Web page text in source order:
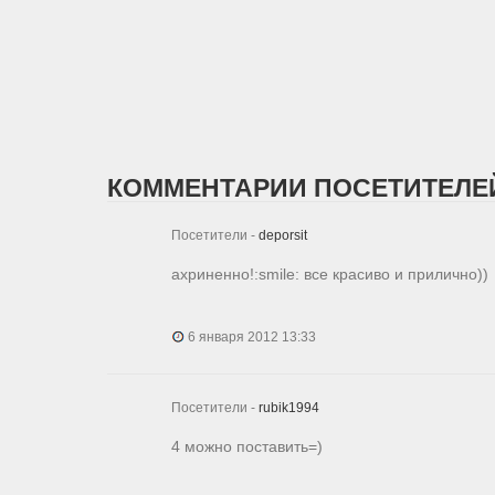
КОММЕНТАРИИ
Посетители - deporsit
ахриненно!:smile: все красиво и прилично))
6 января 2012 13:33
Посетители - rubik1994
4 можно поставить=)